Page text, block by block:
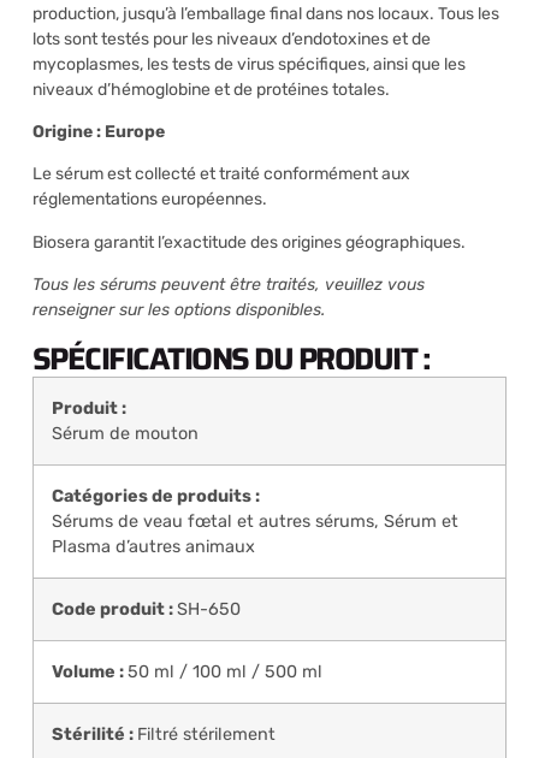
production, jusqu’à l’emballage final dans nos locaux. Tous les
lots sont testés pour les niveaux d’endotoxines et de
mycoplasmes, les tests de virus spécifiques, ainsi que les
niveaux d’hémoglobine et de protéines totales.
Origine : Europe
Le sérum est collecté et traité conformément aux
réglementations européennes.
Biosera garantit l’exactitude des origines géographiques.
Tous les sérums peuvent être traités, veuillez vous
renseigner sur les options disponibles.
SPÉCIFICATIONS DU PRODUIT :
Produit :
Sérum de mouton
Catégories de produits :
Sérums de veau fœtal et autres sérums, Sérum et
Plasma d’autres animaux
Code produit :SH-650
Volume :50 ml / 100 ml / 500 ml
Stérilité : Filtré stérilement